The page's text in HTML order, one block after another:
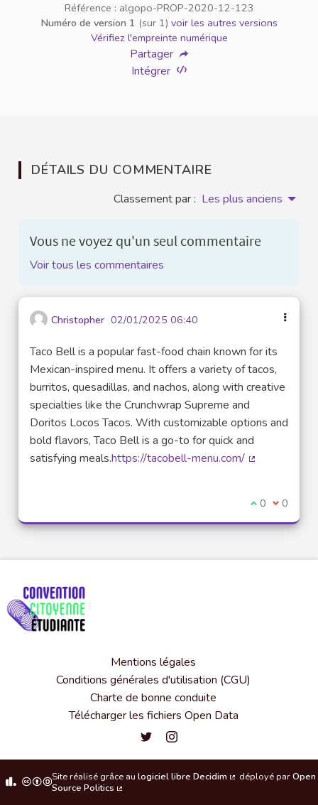
Référence : algopo-PROP-2020-12-123
Numéro de version 1 (sur 1) voir les autres versions
Vérifiez l'empreinte numérique
Partager
Intégrer
DÉTAILS DU COMMENTAIRE
Classement par : Les plus anciens
Vous ne voyez qu'un seul commentaire
Voir tous les commentaires
Christopher 02/01/2025 06:40
Taco Bell is a popular fast-food chain known for its
Mexican-inspired menu. It offers a variety of tacos,
burritos, quesadillas, and nachos, along with creative
specialties like the Crunchwrap Supreme and
Doritos Locos Tacos. With customizable options and
bold flavors, Taco Bell is a go-to for quick and
satisfying meals.https://tacobell-menu.com/
Je suis
0 Je ne
0
Mentions légales
Conditions générales d'utilisation (CGU)
Charte de bonne conduite
Télécharger les fichiers Open Data
Convention citoyenne étudiante
Convention citoyenne
Site réalisé grâce au logiciel libre Decidim
(Lien externe)
déployé parOpen
Source Politics